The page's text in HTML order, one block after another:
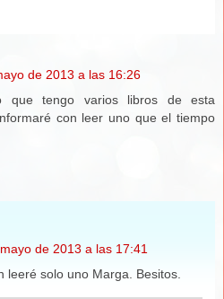
de 2013 a las 16:26
que tengo varios libros de esta
con leer uno que el tiempo
de 2013 a las 17:41
leeré solo uno Marga. Besitos.